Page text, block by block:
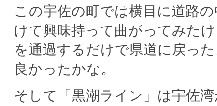
この宇佐の町では横目に道路
けて興味持って曲がってみた
を通過するだけで県道に戻っ
良かったかな。
そして「黒潮ライン」は宇佐